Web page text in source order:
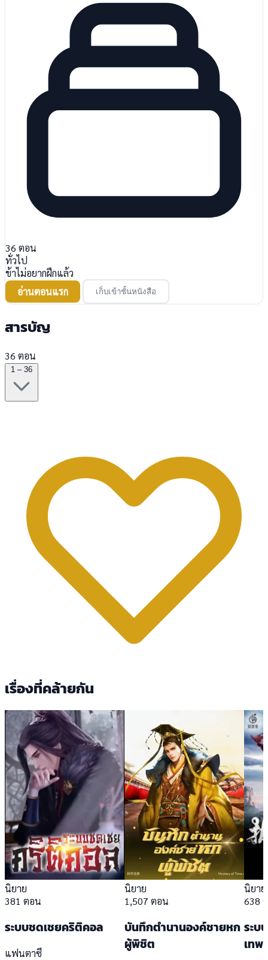
36 ตอน
ทั่วไป
ข้าไม่อยากฝึกแล้ว
อ่านตอนแรก
เก็บเข้าชั้นหนังสือ
สารบัญ
36 ตอน
1 – 36
เรื่องที่คล้ายกัน
นิยาย
381 ตอน
ระบบชดเชยคริติคอล
แฟนตาซี
นิยาย
1,507 ตอน
บันทึกตำนานองค์ชายหก
ผู้พิชิต
นิยาย
638
ระบ
เทพ